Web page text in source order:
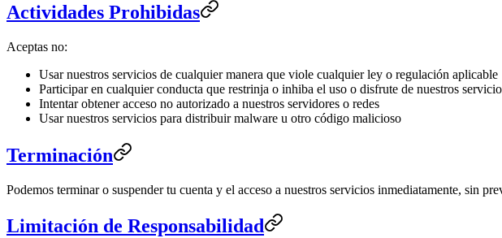
Actividades Prohibidas
Aceptas no:
Usar nuestros servicios de cualquier manera que viole cualquier ley o regulación aplicable
Participar en cualquier conducta que restrinja o inhiba el uso o disfrute de nuestros
Intentar obtener acceso no autorizado a nuestros servidores o redes
Usar nuestros servicios para distribuir malware u otro código malicioso
Terminación
Podemos terminar o suspender tu cuenta y el acceso a nuestros servicios inmediatamente, sin
Limitación de Responsabilidad